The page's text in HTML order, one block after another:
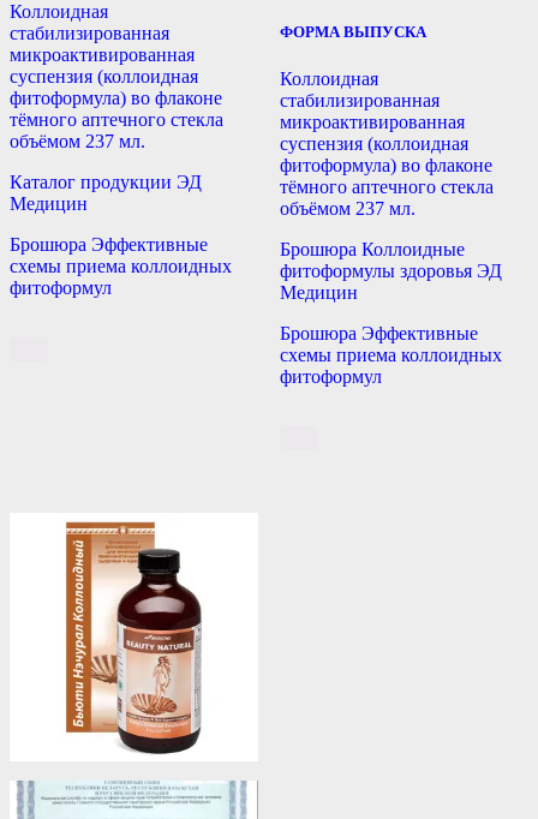
Коллоидная
стабилизированная
микроактивированная
суспензия (коллоидная
фитоформула) во флаконе
тёмного аптечного стекла
объёмом 237 мл.
Каталог продукции ЭД
Медицин
Брошюра Эффективные
схемы приема коллоидных
фитоформул
ФОРМА ВЫПУСКА
Коллоидная
стабилизированная
микроактивированная
суспензия (коллоидная
фитоформула) во флаконе
тёмного аптечного стекла
объёмом 237 мл.
Брошюра Коллоидные
фитоформулы здоровья ЭД
Медицин
Брошюра Эффективные
схемы приема коллоидных
фитоформул